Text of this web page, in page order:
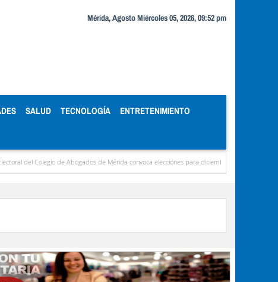
Mérida, Agosto Miércoles 05, 2026, 09:52 pm
SALUD TECNOLOGÍA ENTRETENIMIENTO
del Colegio de Abogados de Mérida convoca elecciones para diciembre